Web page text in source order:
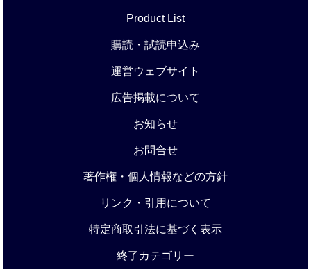
Product List
購読・試読申込み
運営ウェブサイト
広告掲載について
お知らせ
お問合せ
著作権・個人情報などの方針
リンク・引用について
特定商取引法に基づく表示
終了カテゴリー